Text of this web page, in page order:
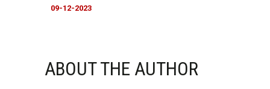
09-12-2023
ABOUT THE AUTHOR